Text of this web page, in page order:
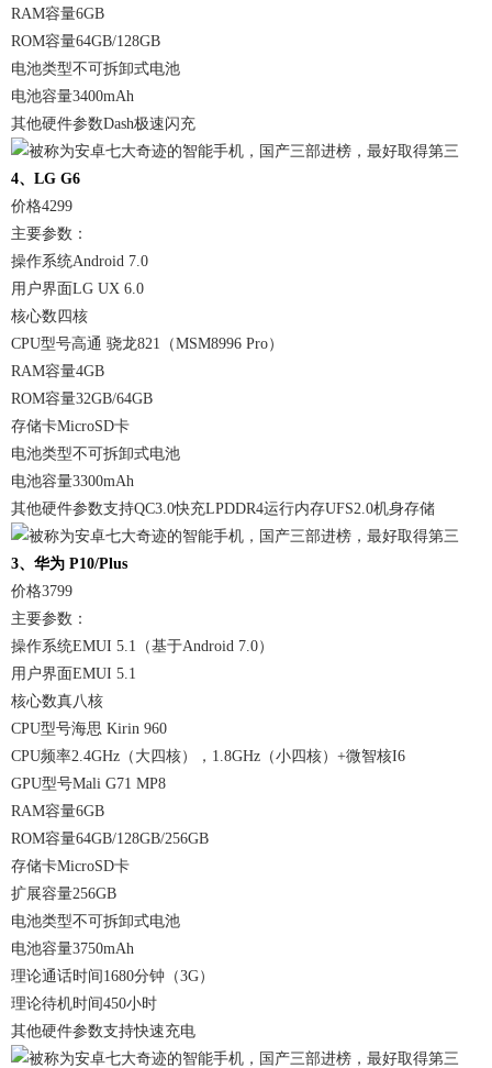
RAM容量6GB
ROM容量64GB/128GB
电池类型不可拆卸式电池
电池容量3400mAh
其他硬件参数Dash极速闪充
4、LG G6
价格4299
主要参数：
操作系统Android 7.0
用户界面LG UX 6.0
核心数四核
CPU型号高通 骁龙821（MSM8996 Pro）
RAM容量4GB
ROM容量32GB/64GB
存储卡MicroSD卡
电池类型不可拆卸式电池
电池容量3300mAh
其他硬件参数支持QC3.0快充LPDDR4运行内存UFS2.0机身存储
3、华为 P10/Plus
价格3799
主要参数：
操作系统EMUI 5.1（基于Android 7.0）
用户界面EMUI 5.1
核心数真八核
CPU型号海思 Kirin 960
CPU频率2.4GHz（大四核），1.8GHz（小四核）+微智核I6
GPU型号Mali G71 MP8
RAM容量6GB
ROM容量64GB/128GB/256GB
存储卡MicroSD卡
扩展容量256GB
电池类型不可拆卸式电池
电池容量3750mAh
理论通话时间1680分钟（3G）
理论待机时间450小时
其他硬件参数支持快速充电